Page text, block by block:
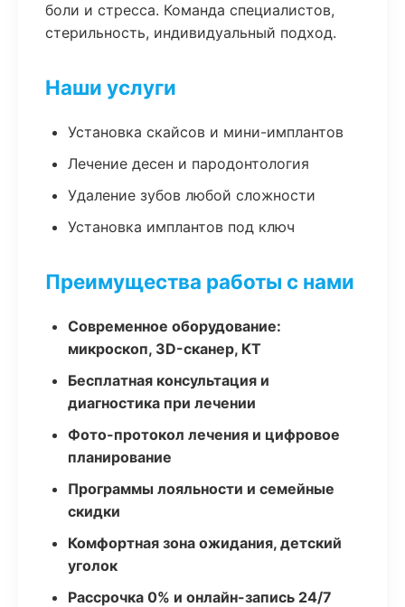
боли и стресса. Команда специалистов,
стерильность, индивидуальный подход.
Наши услуги
Установка скайсов и мини-имплантов
Лечение десен и пародонтология
Удаление зубов любой сложности
Установка имплантов под ключ
Преимущества работы с нами
Современное оборудование:
микроскоп, 3D-сканер, КТ
Бесплатная консультация и
диагностика при лечении
Фото-протокол лечения и цифровое
планирование
Программы лояльности и семейные
скидки
Комфортная зона ожидания, детский
уголок
Рассрочка 0% и онлайн-запись 24/7